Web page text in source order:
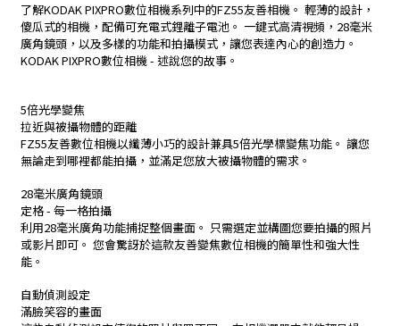
了解KODAK PIXPRO數位相機系列中的FZ55友善相機。 輕薄的設計，
傻瓜式的相機，配備可充電式鋰離子電池。 一鍵式高清視頻，28毫米
廣角鏡頭，以及多樣的功能和拍攝模式，讓您表達內心的創造力。
KODAK PIXPRO數位相機 - 述說您的故事。
5倍光學變焦
拉近與被攝物體的距離
FZ55友善數位相機以纖薄小巧的設計兼具5倍光學標變焦功能。 讓您
無論走到哪裡都能拍攝，並滿足您放大被攝物體的需求。
28毫米廣角鏡頭
定格 - 每一格拍攝
利用28毫米廣角功能捕捉整個畫面。 只需選定並構圖您要拍攝的照片
或影片即可。 您會驚訝於這款友善變焦數位相機的簡單性和強大性
能。
自動偵測設定
滿臉笑容的畫面